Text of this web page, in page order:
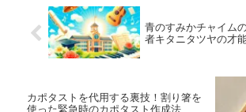
青のすみかチャイム
者キタニタツヤの才
カポタストを代用する裏技！割り箸を
使った緊急時のカポタスト作成法